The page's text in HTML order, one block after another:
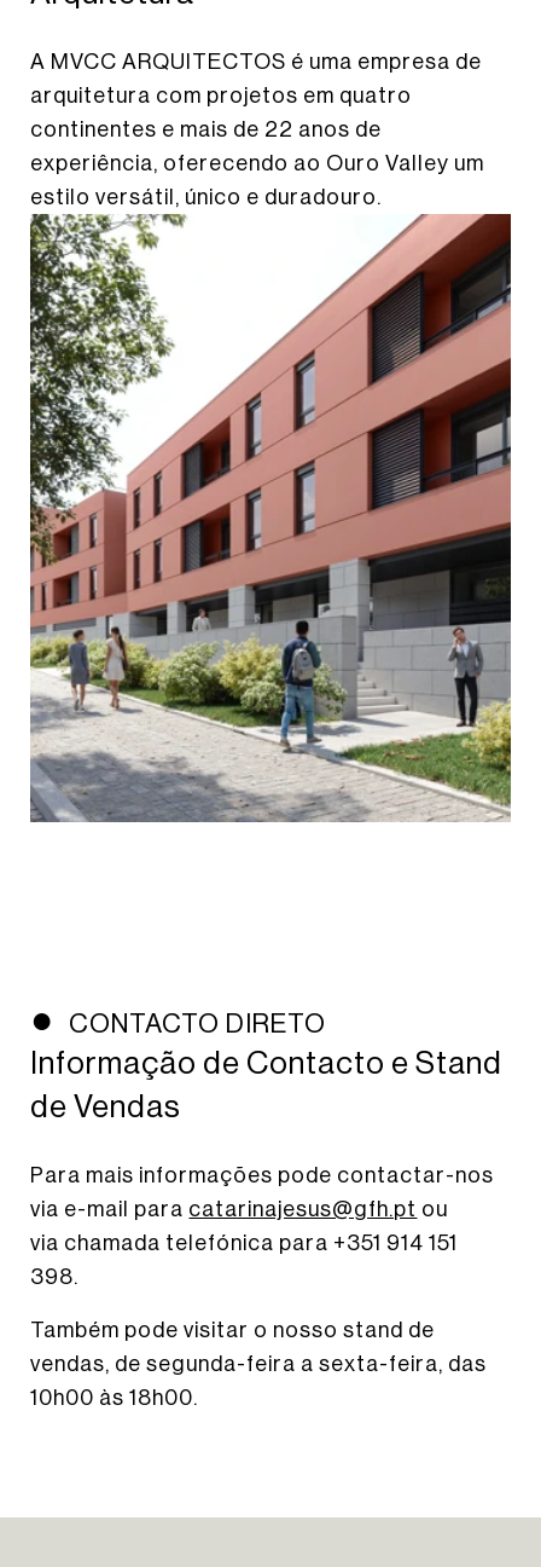
HOMEPAGE
SOBRE NÓS
A MVCC ARQUITECTOS é uma empresa de
arquitetura com projetos em quatro
continentes e mais de 22 anos de
experiência, oferecendo ao Ouro Valley um
estilo versátil, único e duradouro.
CONTACTO DIRETO
Informação de Contacto e Stand
de Vendas
Para mais informações pode contactar-nos
via e-mail para catarinajesus@gfh.pt ou
via chamada telefónica para +351 914 151
398.
Também pode visitar o nosso stand de
vendas, de segunda-feira a sexta-feira, das
10h00 às 18h00.